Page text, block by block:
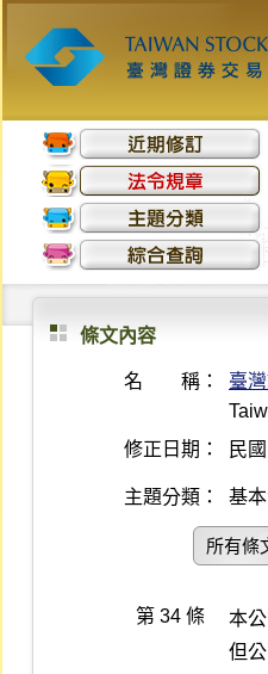
條文內容
名 稱： 臺
修正日期：
民
主題分類： 基
所有條
第 34 條
本
但